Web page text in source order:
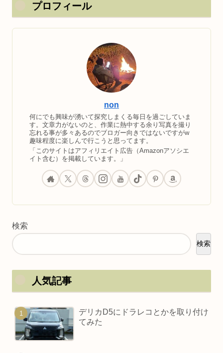
プロフィール
non
何にでも興味が湧いて探究しまくる毎日を過ごしていま
す。文章力がないのと、作業に熱中する余り写真を撮り
忘れる事が多々あるのでブロガー向きではないですがw
趣味程度に楽しんで行こうと思ってます。
「このサイトはアフィリエイト広告（Amazonアソシエ
イト含む）を掲載しています。」
検索
検索
人気記事
デリカD5にドラレコとかを取り付け
てみた